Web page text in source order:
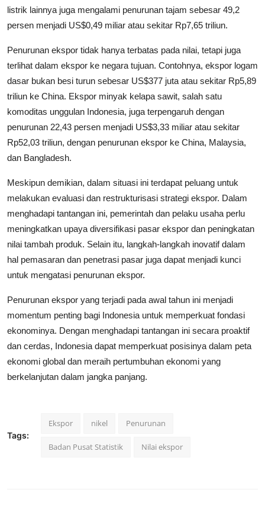
listrik lainnya juga mengalami penurunan tajam sebesar 49,2
persen menjadi US$0,49 miliar atau sekitar Rp7,65 triliun.
Penurunan ekspor tidak hanya terbatas pada nilai, tetapi juga
terlihat dalam ekspor ke negara tujuan. Contohnya, ekspor logam
dasar bukan besi turun sebesar US$377 juta atau sekitar Rp5,89
triliun ke China. Ekspor minyak kelapa sawit, salah satu
komoditas unggulan Indonesia, juga terpengaruh dengan
penurunan 22,43 persen menjadi US$3,33 miliar atau sekitar
Rp52,03 triliun, dengan penurunan ekspor ke China, Malaysia,
dan Bangladesh.
Meskipun demikian, dalam situasi ini terdapat peluang untuk
melakukan evaluasi dan restrukturisasi strategi ekspor. Dalam
menghadapi tantangan ini, pemerintah dan pelaku usaha perlu
meningkatkan upaya diversifikasi pasar ekspor dan peningkatan
nilai tambah produk. Selain itu, langkah-langkah inovatif dalam
hal pemasaran dan penetrasi pasar juga dapat menjadi kunci
untuk mengatasi penurunan ekspor.
Penurunan ekspor yang terjadi pada awal tahun ini menjadi
momentum penting bagi Indonesia untuk memperkuat fondasi
ekonominya. Dengan menghadapi tantangan ini secara proaktif
dan cerdas, Indonesia dapat memperkuat posisinya dalam peta
ekonomi global dan meraih pertumbuhan ekonomi yang
berkelanjutan dalam jangka panjang.
Tags:
Ekspor nikel Penurunan
Badan Pusat Statistik Nilai ekspor